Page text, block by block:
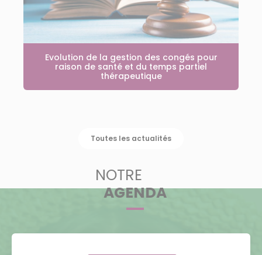
Evolution de la gestion des congés pour
raison de santé et du temps partiel
thérapeutique
Toutes les actualités
NOTRE
AGENDA